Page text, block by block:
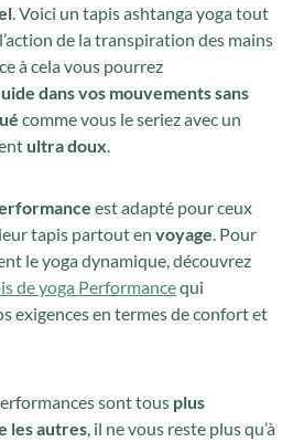
. Voici un tapis ashtanga yoga tout
de la transpiration des mains
à cela vous pourrez
dans vos mouvements sans
comme vous le seriez avec un
ultra doux
est adapté pour ceux
tapis partout en voyage . Pour
le yoga dynamique, découvrez
de yoga Performancequi
exigences en termes de confort et
sont tous plus
les autres , il ne vous reste plus qu’à